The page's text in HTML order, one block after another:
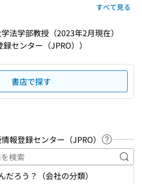
すべて見る
法学部教授（2023年2月現在）
センター（JPRO））
書店で探す
報登録センター（JPRO）
ヘルプペ
キ
ろう？（会社の分類）